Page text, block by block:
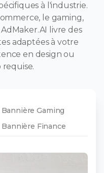
à l'industrie.
le gaming,
livre des
adaptées à votre
en design ou
Bannière Gaming
Bannière Finance